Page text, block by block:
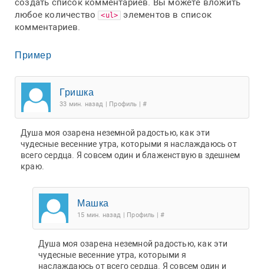
создать список комментариев. Вы можете вложить
любое количество
<ul>
элементов в список
комментариев.
Пример
Гришка
33 мин. назад | Профиль | #
Душа моя озарена неземной радостью, как эти
чудесные весенние утра, которыми я наслаждаюсь от
всего сердца. Я совсем один и блаженствую в здешнем
краю.
Машка
15 мин. назад | Профиль | #
Душа моя озарена неземной радостью, как эти
чудесные весенние утра, которыми я
наслаждаюсь от всего сердца. Я совсем один и